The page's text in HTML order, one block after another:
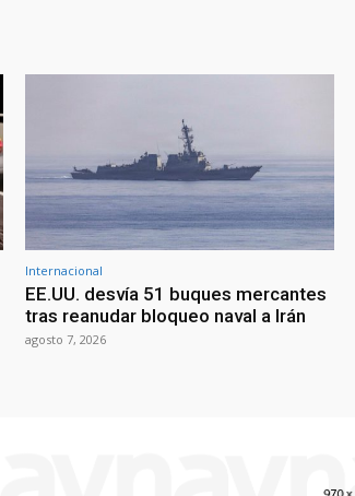
Internacional
EE.UU. desvía 51 buques mercantes
tras reanudar bloqueo naval a Irán
agosto 7, 2026